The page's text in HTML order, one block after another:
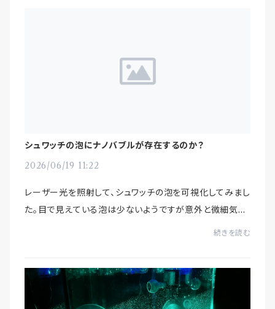
シュワッチの泡にナノバブルが存在するのか？
2026/06/19 11:22
レーザー光を照射して、シュワッチの泡を可視化してみまし
た。目で見えている泡は少ないようですが意外と微細気泡
続きを読む